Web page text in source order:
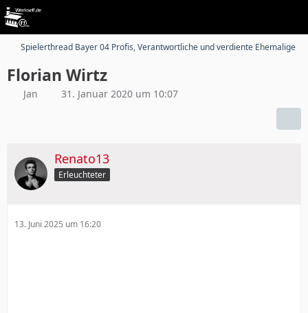
Spielerthread Bayer 04 Profis, Verantwortliche und verdiente Ehemalige
Florian Wirtz
Jan 31. Januar 2020 um 10:07
Renato13
Erleuchteter
13. Juni 2025 um 16:20